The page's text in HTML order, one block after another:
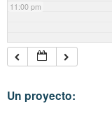
11:00 pm
Un proyecto: